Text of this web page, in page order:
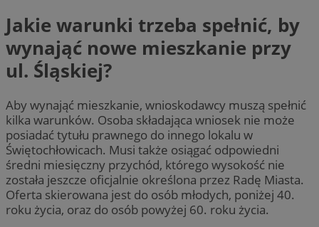
Jakie warunki trzeba spełnić, by
wynająć nowe mieszkanie przy
ul. Śląskiej?
Aby wynająć mieszkanie, wnioskodawcy muszą spełnić
kilka warunków. Osoba składająca wniosek nie może
posiadać tytułu prawnego do innego lokalu w
Świętochłowicach. Musi także osiągać odpowiedni
średni miesięczny przychód, którego wysokość nie
została jeszcze oficjalnie określona przez Radę Miasta.
Oferta skierowana jest do osób młodych, poniżej 40.
roku życia, oraz do osób powyżej 60. roku życia.